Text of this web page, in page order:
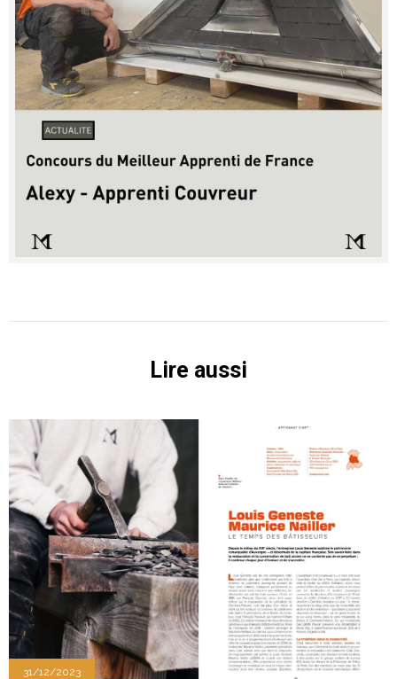
Lire aussi
31/12/2023